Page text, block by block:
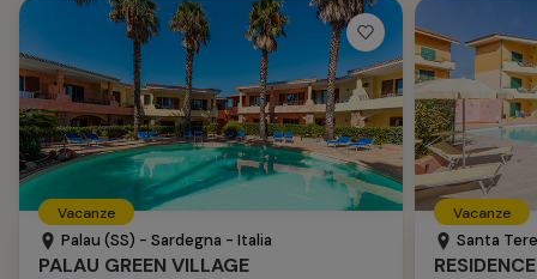
Vacanze
Palau (SS) - Sardegna - Italia
PALAU GREEN VILLAGE
Vacanze
Santa